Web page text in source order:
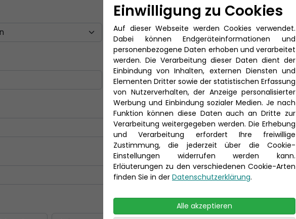
Titel
Nachname *
Einwilligung zu Cookies
Auf dieser Webseite werden Cookies verwendet.
Dabei können Endgeräteinformationen und
personenbezogene Daten erhoben und verarbeitet
werden. Die Verarbeitung dieser Daten dient der
Einbindung von Inhalten, externen Diensten und
Elementen Dritter sowie der statistischen Erfassung
von Nutzerverhalten, der Anzeige personalisierter
Werbung und Einbindung sozialer Medien. Je nach
Funktion können diese Daten auch an Dritte zur
Verarbeitung weitergegeben werden. Die Erhebung
und Verarbeitung erfordert Ihre freiwillige
Zustimmung, die jederzeit über die Cookie-
Einstellungen widerrufen werden kann.
Erläuterungen zu den verschiedenen Cookie-Arten
finden Sie in der Datenschutzerklärung.
Alle akzeptieren